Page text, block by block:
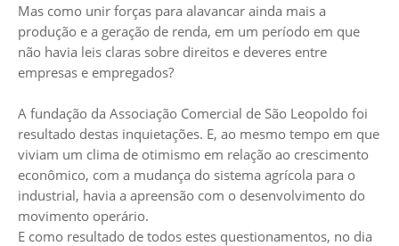
Mas como unir forças para alavancar ainda mais a
produção e a geração de renda, em um período em que
não havia leis claras sobre direitos e deveres entre
empresas e empregados?
A fundação da Associação Comercial de São Leopoldo foi
resultado destas inquietações. E, ao mesmo tempo em que
viviam um clima de otimismo em relação ao crescimento
econômico, com a mudança do sistema agrícola para o
industrial, havia a apreensão com o desenvolvimento do
movimento operário.
E como resultado de todos estes questionamentos, no dia